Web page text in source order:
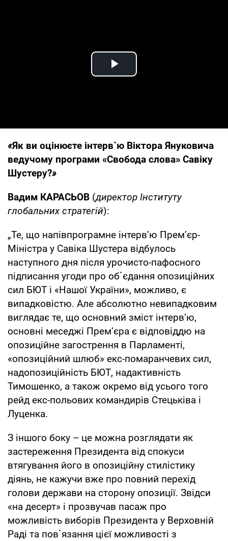
Play Video
«Як ви оцінюєте інтерв`ю Віктора Януковича
ведучому програми «Свобода слова» Савіку
Шустеру?»
Вадим КАРАСЬОВ (директор Інституту
глобальних стратегій):
„Те, що напівпрограмне інтерв’ю Прем’єр-
Міністра у Савіка Шустера відбулось
наступного дня після урочисто-пафосного
підписання угоди про об`єдання опозиційних
сил БЮТ і «Нашої України», можливо, є
випадковістю. Але абсолютно невипадковим
виглядає те, що основний зміст інтерв’ю,
основні меседжі Прем’єра є відповіддю на
опозиційне загострення в Парламенті,
«опозиційний шлюб» екс-помаранчевих сил,
надопозиційність БЮТ, надактивність
Тимошенко, а також окремо від усього того
рейд екс-польових командирів Стецьківа і
Луценка.
З іншого боку – це можна розглядати як
застереження Президента від спокуси
втягування його в опозиційну стилістику
діянь, не кажучи вже про повний перехід
голови держави на сторону опозиції. Звідси
«на десерт» і прозвучав пасаж про
можливість виборів Президента у Верховній
Раді та пов`язання цієї можливості з